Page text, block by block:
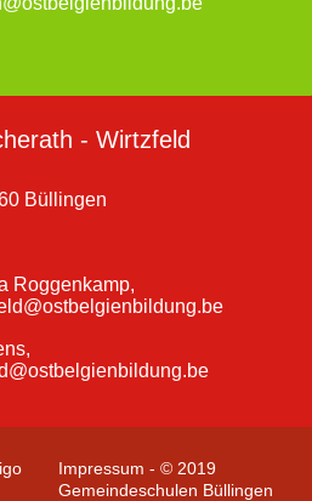
- Wirtzfeld
Büllingen
Roggenkamp,
Impressum - © 2019
Gemeindeschulen Büllingen